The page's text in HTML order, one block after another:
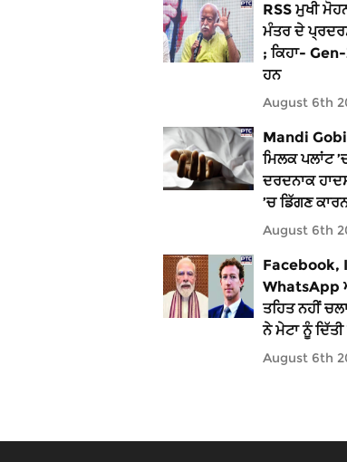
RSS ਮੁਖੀ
ਮੰਤਰ ਦੇ
; ਕਿਹਾ-
ਹਨ
August 6th
Mandi
ਮਿਲਕ ਪਲਾਂਟ
ਦਰਦਨਾਕ
’ਚ ਡਿੱਗਣ
August 6th
Facebook,
WhatsApp
ਤਹਿਤ ਨਹੀਂ
ਨੇ ਮੇਟਾ ਨੂੰ ਦਿੱਤੀ
August 6th